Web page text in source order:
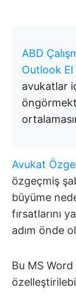
ABD
Outlook El
avukatlar
Avukat
özgeçmiş
büyüme
fırsatlarını
adım önde
Bu MS